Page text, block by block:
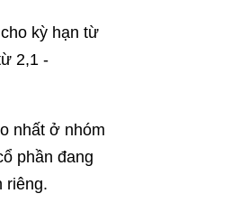
kỳ hạn từ
2,1 -
nhất ở nhóm
phần đang
riêng.